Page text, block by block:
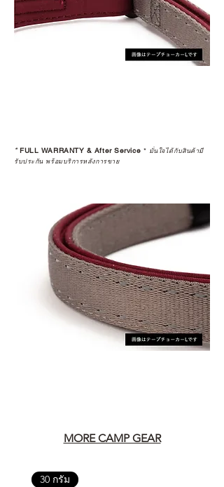
*FULL WARRANTY & After Service * มั่นใจได้กับสินค้ามี
รับประกัน พร้อมบริการหลังการขาย
MORE CAMP GEAR
30 กรัม